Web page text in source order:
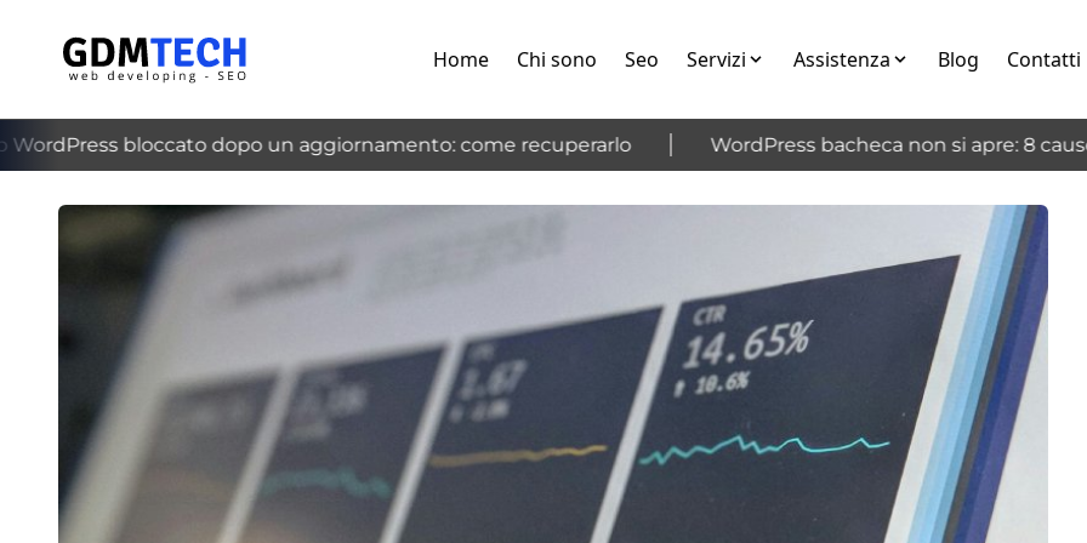
Home Chi sono Seo Servizi Assistenza Blog Contatti
bloccato dopo un aggiornamento: come recuperarlo WordPress bacheca non si apre: 8 cause
‹